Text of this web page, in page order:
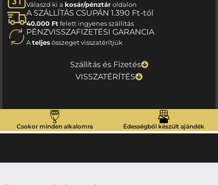
Válaszd ki a kosár/pénztároldalon
A SZÁLLÍTÁS CSUPÁN 1.390 Ft-tól
40.000 Ft felett ingyenes szállítás
PÉNZVISSZAFIZETÉSI GARANCIA
Ateljesösszeget visszatérítjük
Szállítás és Fizetés
VISSZATÉRÍTÉS
Csokor minden alkalomra Édességből készült ajándék